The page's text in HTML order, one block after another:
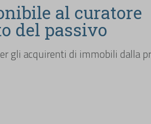
al curatore
del passivo
gli acquirenti di immobili dalla